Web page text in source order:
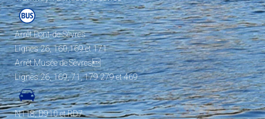
Arrêt Pont-de-Sèvres
Lignes 26, 160,169 et 171
Arrêt Musée de Sèvres
Lignes 26, 169, 71, 179 279 et 469
N118, D910 et RD7